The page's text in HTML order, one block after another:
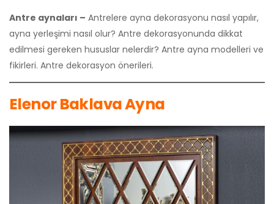
Antre aynaları – Antrelere ayna dekorasyonu nasıl yapılır,
ayna yerleşimi nasıl olur? Antre dekorasyonunda dikkat
edilmesi gereken hususlar nelerdir? Antre ayna modelleri ve
fikirleri. Antre dekorasyon önerileri.
Elenor Baklava Ayna